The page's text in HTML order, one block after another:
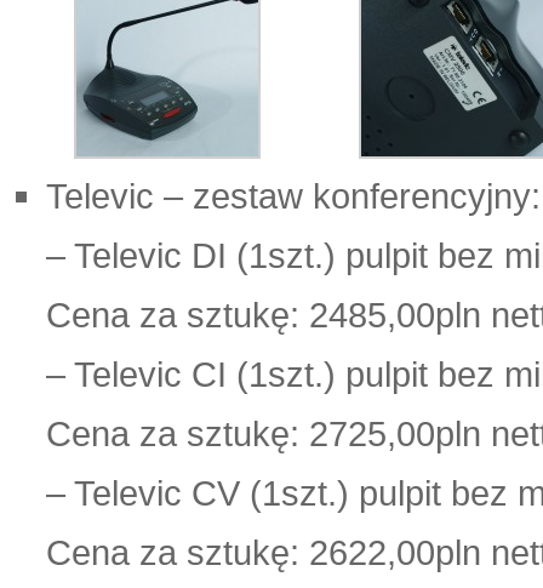
Televic – zestaw konferencyjny:
– Televic DI (1szt.) pulpit bez
Cena za sztukę: 2485,00pln
– Televic CI (1szt.) pulpit bez
Cena za sztukę: 2725,00pln
– Televic CV (1szt.) pulpit bez
Cena za sztukę: 2622,00pln